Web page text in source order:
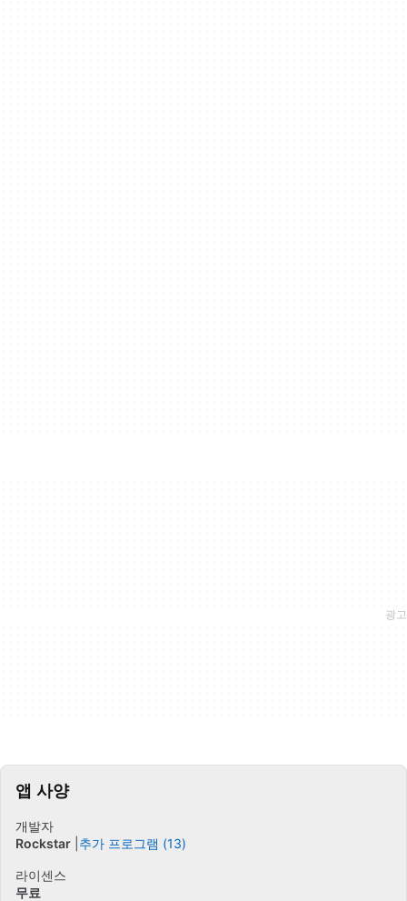
앱 사양
개발자
Rockstar 추가 프로그램 (13)
라이센스
무료